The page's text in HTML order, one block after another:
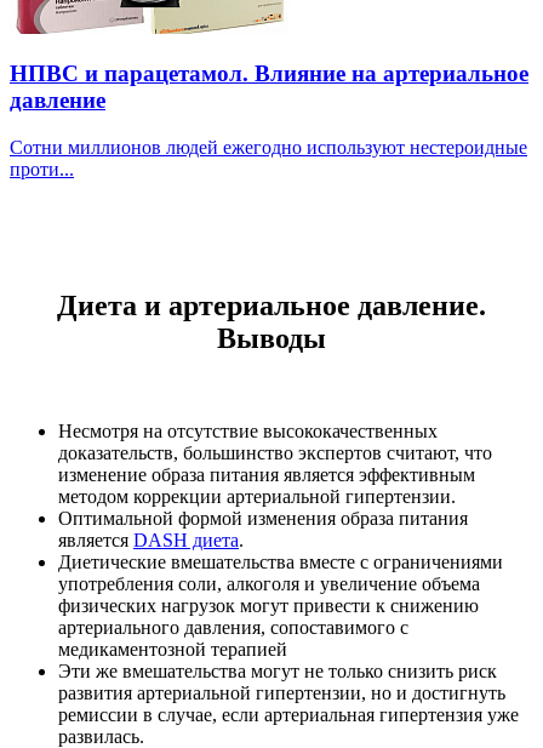
НПВС и парацетамол. Влияние на артериальное
давление
Сотни миллионов людей ежегодно используют нестероидные
проти...
Диета и артериальное давление.
Выводы
Несмотря на отсутствие высококачественных
доказательств, большинство экспертов считают, что
изменение образа питания является эффективным
методом коррекции артериальной гипертензии.
Оптимальной формой изменения образа питания
является DASH диета.
Диетические вмешательства вместе с ограничениями
употребления соли, алкоголя и увеличение объема
физических нагрузок могут привести к снижению
артериального давления, сопоставимого с
медикаментозной терапией
Эти же вмешательства могут не только снизить риск
развития артериальной гипертензии, но и достигнуть
ремиссии в случае, если артериальная гипертензия уже
развилась.